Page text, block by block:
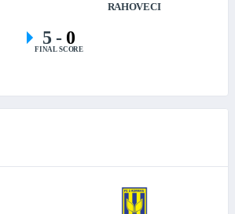
RAHOVECI
5- 0
FINAL SCORE